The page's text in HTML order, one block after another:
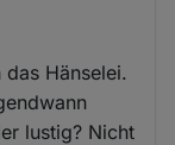
Hänselei.
lustig? Nicht